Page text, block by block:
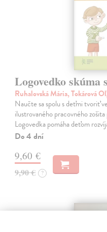
Logovedko skúma
Ruhalovská Mária, Tokárová
Naučte sa spolu s deťmi tvoriť
ilustrovaného pracovného
Logovedka pomáha deťom
Do 4 dní
9,60 €
9,90 € ?